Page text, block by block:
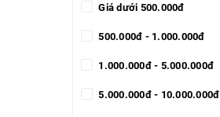
Giá dưới 500.000đ
500.000đ - 1.000.000đ
1.000.000đ - 5.000.000đ
5.000.000đ - 10.000.000đ